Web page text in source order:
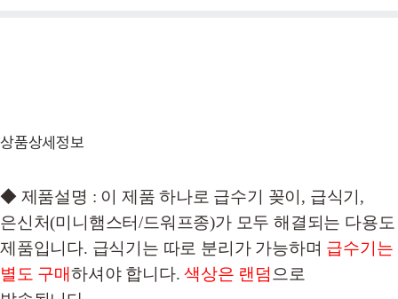
상품상세정보
◆ 제품설명 : 이 제품 하나로 급수기 꽂이, 급식기,
은신처(미니햄스터/드워프종)가 모두 해결되는 다용도
제품입니다. 급식기는 따로 분리가 가능하며 급수기는
별도 구매하셔야 합니다.색상은 랜덤 으로